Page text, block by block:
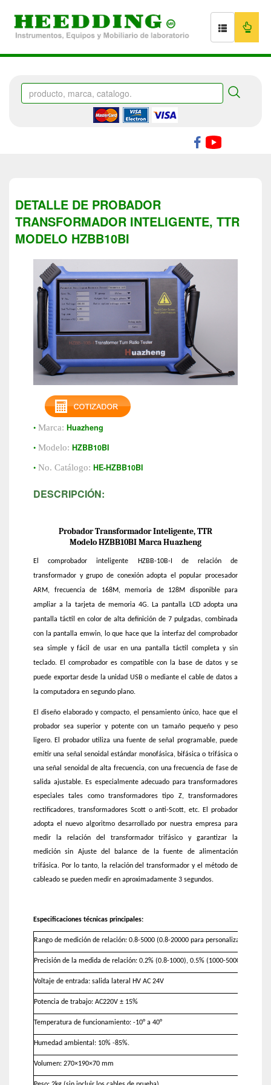
DETALLE DE PROBADOR
TRANSFORMADOR INTELIGENTE, TTR
MODELO HZBB10BI
• Marca: Huazheng
• Modelo: HZBB10BI
• No. Catálogo: HE-HZBB10BI
DESCRIPCIÓN:
Probador Transformador Inteligente, TTR
Modelo HZBB10BI Marca Huazheng
El comprobador inteligente HZBB-10B-I de relación de
transformador y grupo de conexión adopta el popular procesador
ARM, frecuencia de 168M, memoria de 128M disponible para
ampliar a la tarjeta de memoria 4G. La pantalla LCD adopta una
pantalla táctil en color de alta definición de 7 pulgadas, combinada
con la pantalla emwin, lo que hace que la interfaz del comprobador
sea simple y fácil de usar en una pantalla táctil completa y sin
teclado. El comprobador es compatible con la base de datos y se
puede exportar desde la unidad USB o mediante el cable de datos a
la computadora en segundo plano.
El diseño elaborado y compacto, el pensamiento único, hace que el
probador sea superior y potente con un tamaño pequeño y peso
ligero. El probador utiliza una fuente de señal programable, puede
emitir una señal senoidal estándar monofásica, bifásica o trifásica o
una señal senoidal de alta frecuencia, con una frecuencia de fase de
salida ajustable. Es especialmente adecuado para transformadores
especiales tales como transformadores tipo Z, transformadores
rectificadores, transformadores Scott o anti-Scott, etc. El probador
adopta el nuevo algoritmo desarrollado por nuestra empresa para
medir la relación del transformador trifásico y garantizar la
medición sin Ajuste del balance de la fuente de alimentación
trifásica. Por lo tanto, la relación del transformador y el método de
cableado se pueden medir en aproximadamente 3 segundos.
Especificaciones técnicas principales:
Rango de medición de relación: 0.8-5000 (0.8-20000 para personalización)
Precisión de la medida de relación: 0.2% (0.8-1000), 0.5% (1000-5000), 0.1%
Voltaje de entrada: salida lateral HV AC 24V
Potencia de trabajo: AC220V ± 15%
Temperatura de funcionamiento: -10° a 40°
Humedad ambiental: 10% -85%.
Volumen: 270×190×70 mm